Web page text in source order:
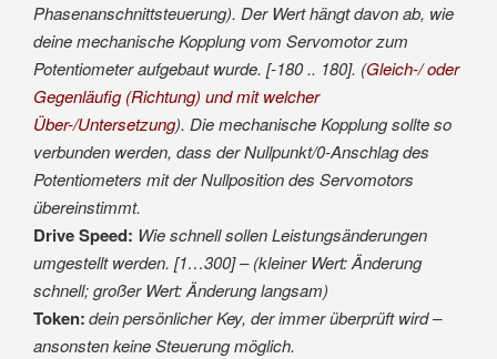
Phasenanschnittsteuerung). Der Wert hängt davon ab, wie
deine mechanische Kopplung vom Servomotor zum
Potentiometer aufgebaut wurde. [-180 .. 180]. (Gleich-/ oder
Gegenläufig (Richtung) und mit welcher
Über-/Untersetzung). Die mechanische Kopplung sollte so
verbunden werden, dass der Nullpunkt/0-Anschlag des
Potentiometers mit der Nullposition des Servomotors
übereinstimmt.
Drive Speed: Wie schnell sollen Leistungsänderungen
umgestellt werden. [1…300] – (kleiner Wert: Änderung
schnell; großer Wert: Änderung langsam)
Token:dein persönlicher Key, der immer überprüft wird –
ansonsten keine Steuerung möglich.